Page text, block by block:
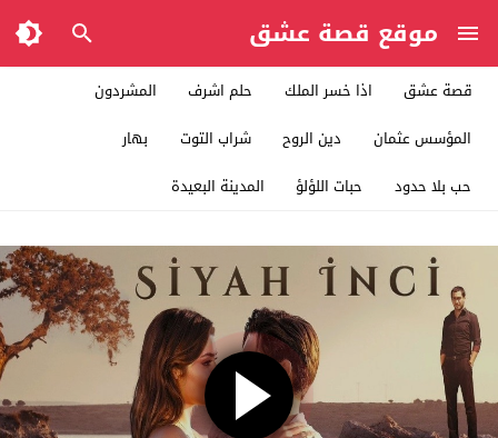
موقع قصة عشق
قصة عشق اذا خسر الملك حلم اشرف
المشردون
المؤسس عثمان
دين الروح شراب التوت
بهار
حب بلا حدود
حبات اللؤلؤ المدينة البعيدة